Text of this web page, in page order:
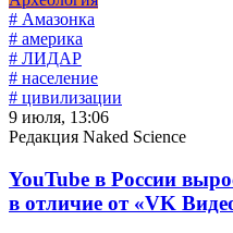
# Амазонка
# америка
# ЛИДАР
# население
# цивилизации
9 июля, 13:06
Редакция Naked Science
YouTube в России
в отличие от «VK